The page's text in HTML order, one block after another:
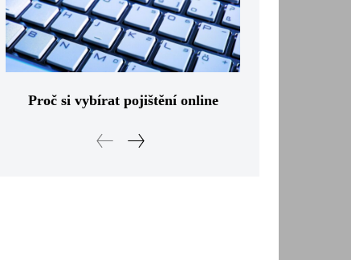
Proč si vybírat pojištění online